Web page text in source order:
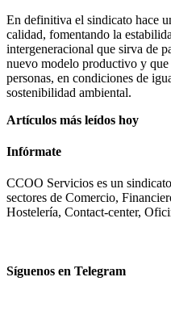
En definitiva el sindicato hace
calidad, fomentando la
intergeneracional que sirva de
nuevo modelo productivo y
personas, en condiciones de
sostenibilidad ambiental.
Artículos más leídos hoy
Infórmate
CCOO Servicios es un
sectores de Comercio,
Hostelería, Contact-center,
Síguenos en Telegram